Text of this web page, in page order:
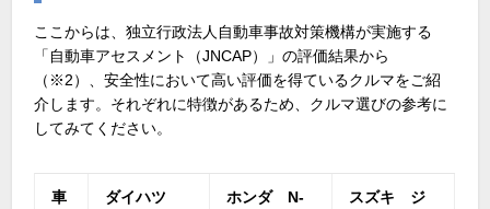
ここからは、独立行政法人自動車事故対策機構が実施する
「自動車アセスメント（JNCAP）」の評価結果から
（ ※2）、安全性において高い評価を得ているクルマをご紹
介します。それぞれに特徴があるため、クルマ選びの参考に
してみてください。
車
ダイハツ
ホンダ N-
スズキ ジ